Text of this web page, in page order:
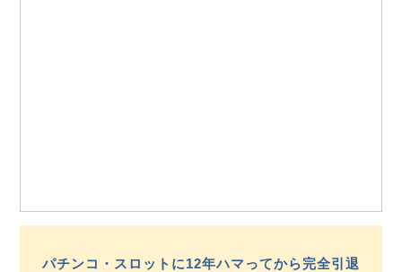
パチンコ・スロットに12年ハマってから完全引退